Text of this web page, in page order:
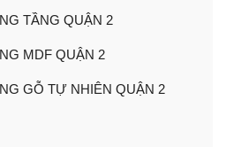
TẦNG QUẬN 2
MDF QUẬN 2
GỖ TỰ NHIÊN QUẬN 2